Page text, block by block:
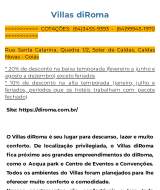
Villas diRoma
>>>>>>>>>>> COTAÇÕES: (64)3455-9393 - (64)99945-1970
<<<<<<<<<<<
Rua Santa Catarina, Quadra 1/2, Solar de Caldas, Caldas
Novas - Goiás
* 20% de desconto na baixa temporada (fevereiro a junho e
agosto a dezembro) exceto feriados
* 10% de desconto na alta temporada (janeiro, julho e
feriados, períodos que os hotéis trabalham com pacote
fechado)
Site: https://diroma.com.br/
O Villas diRoma é seu lugar para descanso, lazer e muito
conforto. De localização privilegiada, o Villas diRoma
fica próximo aos grandes empreendimentos do diRoma,
como o Acqua park e Centro de Eventos e Convenções.
Todos os ambientes do Villas foram planejados para lhe
oferecer muito conforto e comodidade.